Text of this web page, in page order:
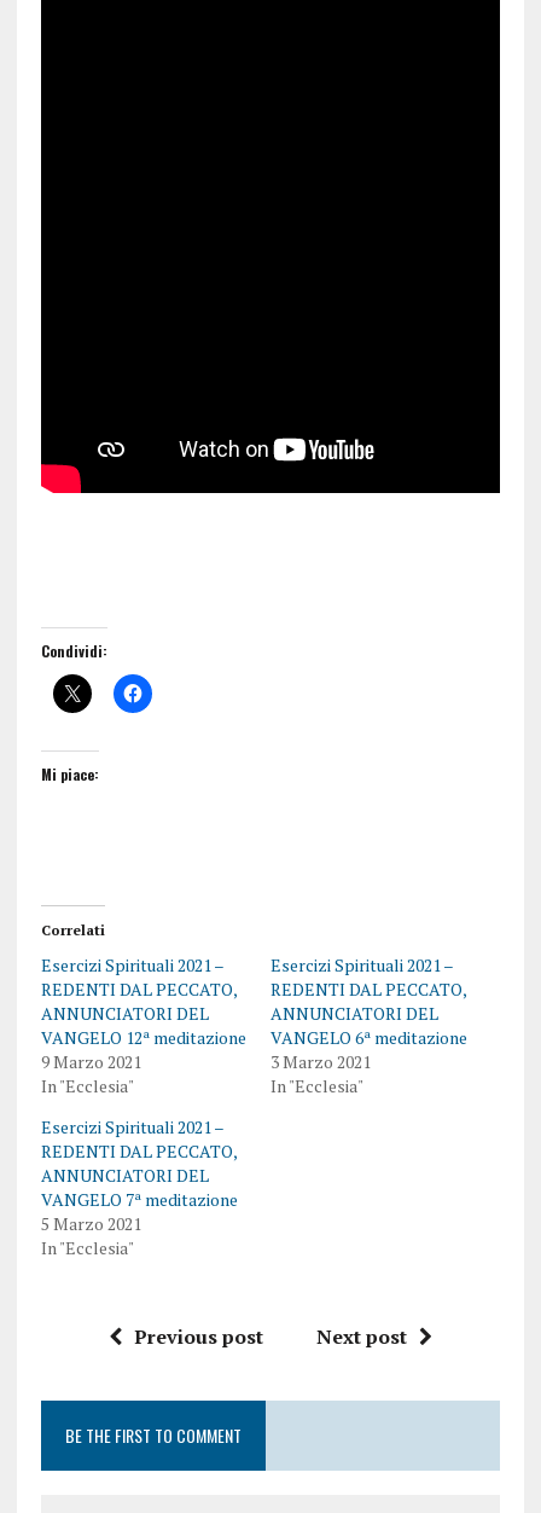
Condividi:
Mi piace:
Correlati
Esercizi Spirituali 2021 –
REDENTI DAL PECCATO,
ANNUNCIATORI DEL
VANGELO 12ª meditazione
9 Marzo 2021
In "Ecclesia"
Esercizi Spirituali 2021 –
REDENTI DAL PECCATO,
ANNUNCIATORI DEL
VANGELO 6ª meditazione
3 Marzo 2021
In "Ecclesia"
Esercizi Spirituali 2021 –
REDENTI DAL PECCATO,
ANNUNCIATORI DEL
VANGELO 7ª meditazione
5 Marzo 2021
In "Ecclesia"
Previous post Next post
BE THE FIRST TO COMMENT